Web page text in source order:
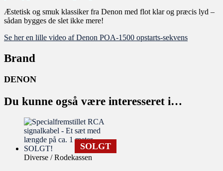
Æstetisk og smuk klassiker fra Denon med flot klar og præcis lyd –
sådan bygges de slet ikke mere!
Se her en lille video af Denon POA-1500 opstarts-sekvens
Brand
DENON
Du kunne også være interesseret i…
SOLGT
Diverse / Rodekassen